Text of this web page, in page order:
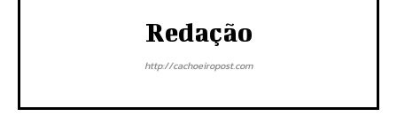
Redação
http://cachoeiropost.com